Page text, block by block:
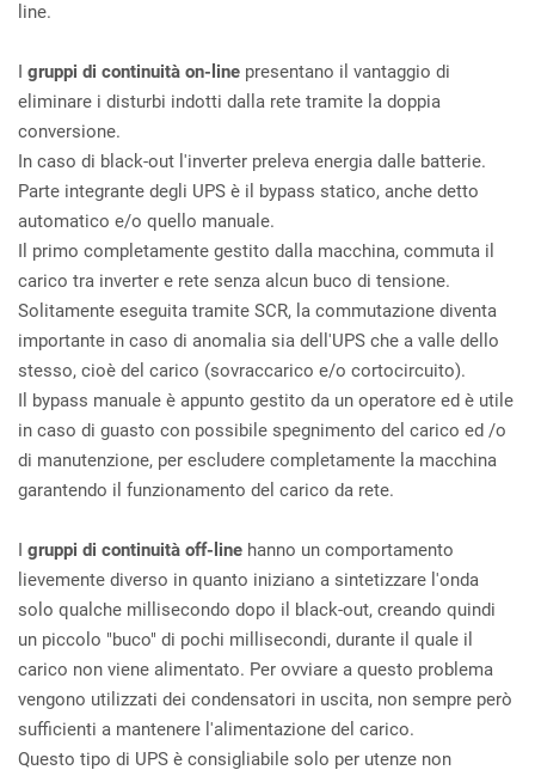
line.
I gruppi di continuità on-line presentano il vantaggio di
eliminare i disturbi indotti dalla rete tramite la doppia
conversione.
In caso di black-out l'inverter preleva energia dalle batterie.
Parte integrante degli UPS è il bypass statico, anche detto
automatico e/o quello manuale.
Il primo completamente gestito dalla macchina, commuta il
carico tra inverter e rete senza alcun buco di tensione.
Solitamente eseguita tramite SCR, la commutazione diventa
importante in caso di anomalia sia dell'UPS che a valle dello
stesso, cioè del carico (sovraccarico e/o cortocircuito).
Il bypass manuale è appunto gestito da un operatore ed è utile
in caso di guasto con possibile spegnimento del carico ed /o
di manutenzione, per escludere completamente la macchina
garantendo il funzionamento del carico da rete.
I gruppi di continuità off-line hanno un comportamento
lievemente diverso in quanto iniziano a sintetizzare l'onda
solo qualche millisecondo dopo il black-out, creando quindi
un piccolo "buco" di pochi millisecondi, durante il quale il
carico non viene alimentato. Per ovviare a questo problema
vengono utilizzati dei condensatori in uscita, non sempre però
sufficienti a mantenere l'alimentazione del carico.
Questo tipo di UPS è consigliabile solo per utenze non